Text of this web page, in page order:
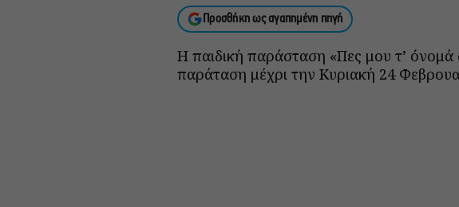
Προσθήκη ως αγαπημένη πηγή
Η παιδική παράσταση «Πες μου τ’
παράταση μέχρι την Κυριακή 24